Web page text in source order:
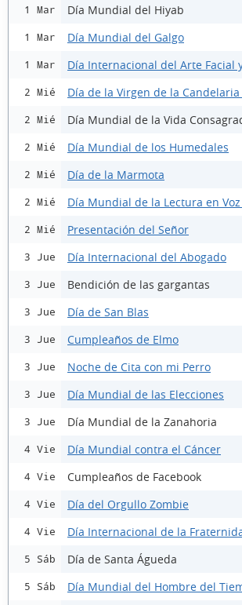
1 Mar Día Mundial del Hiyab
1 Mar Día Mundial del Galgo
1 Mar Día Internacional del Arte Facial
2 Mié Día de la Virgen de la
2 Mié Día Mundial de la Vida
2 Mié Día Mundial de los Humedales
2 Mié Día de la Marmota
2 Mié Día Mundial de la Lectura en
2 Mié Presentación del Señor
3 Jue Día Internacional del Abogado
3 Jue Bendición de las gargantas
3 Jue Día de San Blas
3 Jue Cumpleaños de Elmo
3 Jue Noche de Cita con mi Perro
3 Jue Día Mundial de las Elecciones
3 Jue Día Mundial de la Zanahoria
4 Vie Día Mundial contra el Cáncer
4 Vie Cumpleaños de Facebook
4 Vie Día del Orgullo Zombie
4 Vie Día Internacional de la
5 Sáb Día de Santa Águeda
5 Sáb Día Mundial del Hombre del